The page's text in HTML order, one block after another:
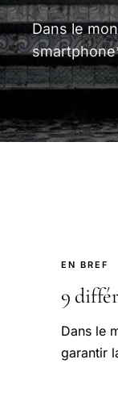
Dans le
EN BREF
9
Dans le
garantir